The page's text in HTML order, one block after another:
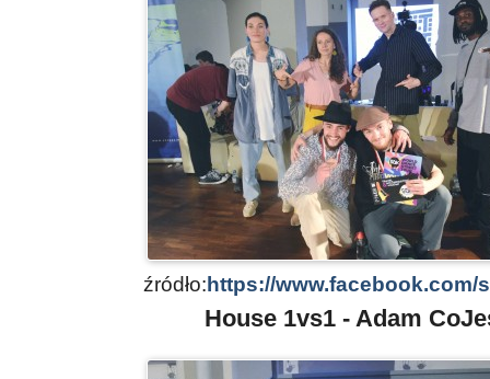
źródło:https://www.facebook.com/
House 1vs1 - Adam